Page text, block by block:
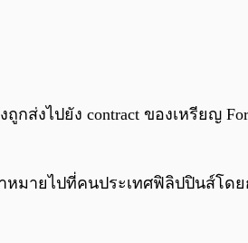
ส่งไปยัง contract ของเหรียญ
หมายไปที่คนประเทศฟิลิปปินส์โ